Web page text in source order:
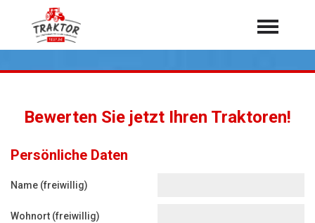
Home
Mähdrescher
Feldhäcksler
Über 7.000 Testberichte
Bewerten Sie jetzt Ihren Traktoren!
Persönliche Daten
Name (freiwillig)
Wohnort (freiwillig)